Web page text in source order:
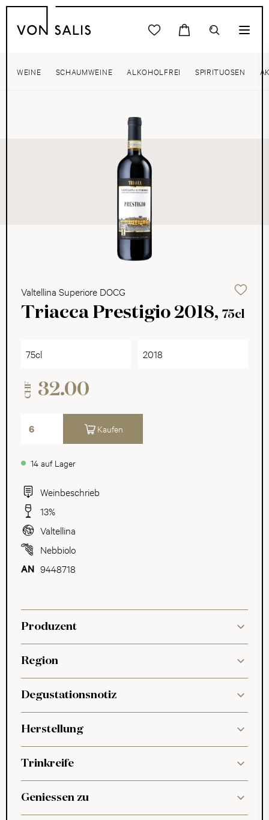
WEINE SCHAUMWEINE ALKOHOLFREI SPIRITUOSEN
Valtellina Superiore DOCG
Triacca Prestigio 2018, 75cl
Weinbeschrieb
13%
Valtellina
Nebbiolo
9448718
75cl 2018
14 auf Lager
CHF 32.00
Kaufen
Produzent
Region
Degustationsnotiz
Herstellung
Trinkreife
Geniessen zu